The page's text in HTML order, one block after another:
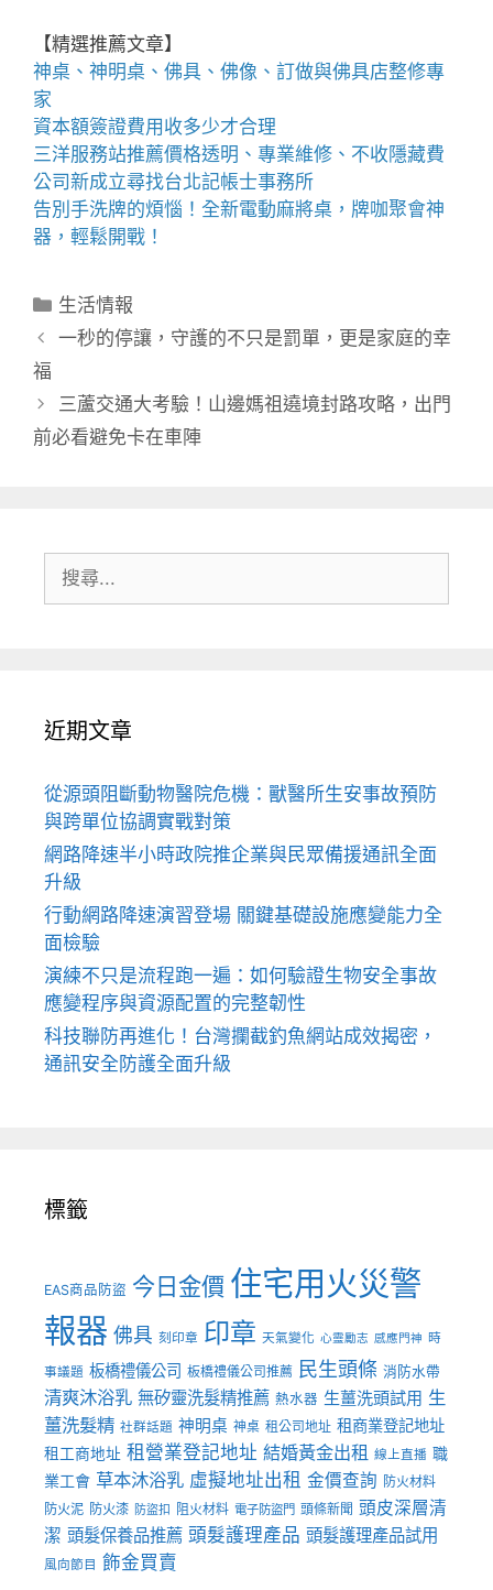
【精選推薦文章】
神桌、 神明桌 、 佛具 、佛像、訂做與佛具店整修專
家
資本額簽證費用收多少才合理
三洋服務站推薦價格透明、專業維修、不收隱藏費
公司新成立尋找台北記帳士事務所
告別手洗牌的煩惱！全新電動麻將桌 ，牌咖聚會神
器，輕鬆開戰！
分
生活情報
一秒的停讓，守護的不只是罰單，更是家庭的幸
福
三蘆交通大考驗！山邊媽祖遶境封路攻略，出門
前必看避免卡在車陣
尋:
近期文章
從源頭阻斷動物醫院危機：獸醫所生安事故預防
與跨單位協調實戰對策
網路降速半小時政院推企業與民眾備援通訊全面
升級
行動網路降速演習登場 關鍵基礎設施應變能力全
面檢驗
演練不只是流程跑一遍：如何驗證生物安全事故
應變程序與資源配置的完整韌性
科技聯防再進化！台灣攔截釣魚網站成效揭密，
通訊安全防護全面升級
標籤
EAS商品防盜 今日金價 住宅用火災警
報器 佛具 刻印章 印章 天氣變化 心靈勵志 感應門神 時
事議題 板橋禮儀公司 板橋禮儀公司推薦 民生頭條 消防水帶
清爽沐浴乳 無矽靈洗髮精推薦 熱水器 生薑洗頭試用 生
薑洗髮精 社群話題 神明桌 神桌 租公司地址 租商業登記地址
租工商地址 租營業登記地址 結婚黃金出租 線上直播 職
業工會 草本沐浴乳 虛擬地址出租 金價查詢 防火材料
防火泥 防火漆 防盜扣 阻火材料 電子防盜門 頭條新聞 頭皮深層清
潔 頭髮保養品推薦 頭髮護理產品 頭髮護理產品試用
風向節目 飾金買賣